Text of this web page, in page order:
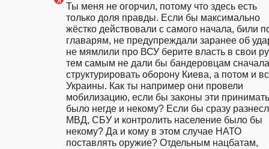
Ты меня не огорчил, потому что здесь есть
только доля правды. Если бы максимально
жёстко действовали с самого начала, били
главарям, не предупреждали заранее об
не мямлили про ВСУ берите власть в свои
тем самым не дали бы бандеровцам сначала
структурировать оборону Киева, а потом и
Украины. Как ты например они провели
мобилизацию, если бы законы эти принимать
было негде и некому? Если бы сразу
МВД, СБУ и контролить население было бы
некому? Да и кому в этом случае НАТО
поставлять оружие? Отдельным нацбатам,